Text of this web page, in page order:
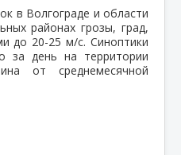
в Волгограде и области
районах грозы, град,
до 20-25 м/с. Синоптики
за день на территории
от среднемесячной